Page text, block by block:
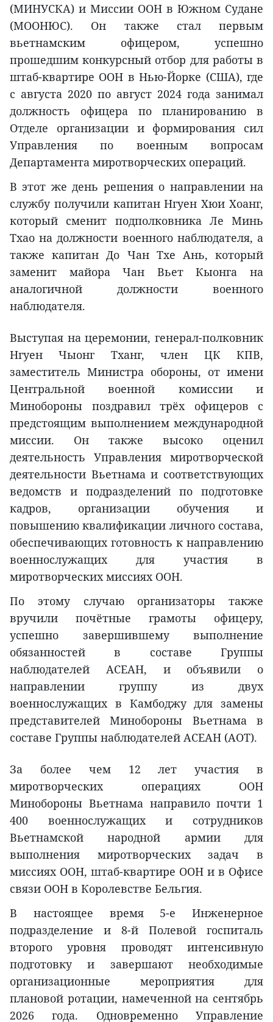
(МИНУСКА) и Миссии ООН в Южном Судане
(МООНЮС). Он также стал первым
вьетнамским офицером, успешно
прошедшим конкурсный отбор для работы в
штаб-квартире ООН в Нью-Йорке (США), где
с августа 2020 по август 2024 года занимал
должность офицера по планированию в
Отделе организации и формирования сил
Управления по военным вопросам
Департамента миротворческих операций.
В этот же день решения о направлении на
службу получили капитан Нгуен Хюи Хоанг,
который сменит подполковника Ле Минь
Тхао на должности военного наблюдателя, а
также капитан До Чан Тхе Ань, который
заменит майора Чан Вьет Кыонга на
аналогичной должности военного
наблюдателя.
Выступая на церемонии, генерал-полковник
Нгуен Чыонг Тханг, член ЦК КПВ,
заместитель Министра обороны, от имени
Центральной военной комиссии и
Минобороны поздравил трёх офицеров с
предстоящим выполнением международной
миссии. Он также высоко оценил
деятельность Управления миротворческой
деятельности Вьетнама и соответствующих
ведомств и подразделений по подготовке
кадров, организации обучения и
повышению квалификации личного состава,
обеспечивающих готовность к направлению
военнослужащих для участия в
миротворческих миссиях ООН.
По этому случаю организаторы также
вручили почётные грамоты офицеру,
успешно завершившему выполнение
обязанностей в составе Группы
наблюдателей АСЕАН, и объявили о
направлении группу из двух
военнослужащих в Камбоджу для замены
представителей Минобороны Вьетнама в
составе Группы наблюдателей АСЕАН (AOT).
За более чем 12 лет участия в
миротворческих операциях ООН
Минобороны Вьетнама направило почти 1
400 военнослужащих и сотрудников
Вьетнамской народной армии для
выполнения миротворческих задач в
миссиях ООН, штаб-квартире ООН и в Офисе
связи ООН в Королевстве Бельгия.
В настоящее время 5-е Инженерное
подразделение и 8-й Полевой госпиталь
второго уровня проводят интенсивную
подготовку и завершают необходимые
организационные мероприятия для
плановой ротации, намеченной на сентябрь
2026 года. Одновременно Управление